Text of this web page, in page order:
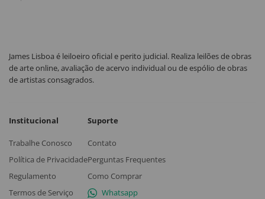
James Lisboa é leiloeiro oficial e perito judicial. Realiza leilões de obras
de arte online, avaliação de acervo individual ou de espólio de obras
de artistas consagrados.
Institucional
Trabalhe Conosco
Política de Privacidade
Regulamento
Termos de Serviço
Suporte
Contato
Perguntas Frequentes
Como Comprar
Whatsapp